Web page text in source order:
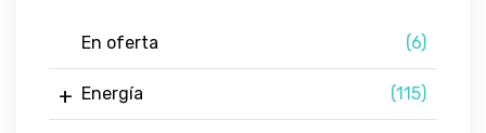
En oferta (6)
Energía (115)